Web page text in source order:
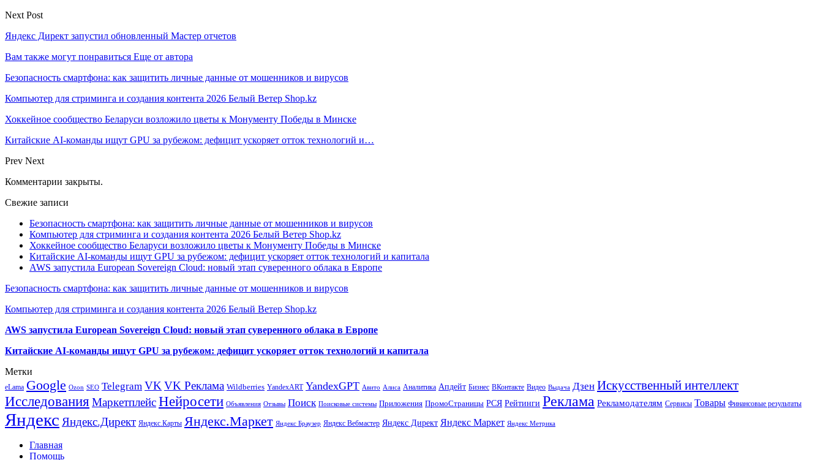
Next Post
Яндекс Директ запустил обновленный Мастер отчетов
Вам также могут понравиться Еще от автора
Безопасность смартфона: как защитить личные данные от мошенников и вирусов
Компьютер для стриминга и создания контента 2026 Белый Ветер Shop.kz
Хоккейное сообщество Беларуси возложило цветы к Монументу Победы в Минске
Китайские AI-команды ищут GPU за рубежом: дефицит ускоряет отток технологий и…
Prev Next
Комментарии закрыты.
Свежие записи
Безопасность смартфона: как защитить личные данные от мошенников и вирусов
Компьютер для стриминга и создания контента 2026 Белый Ветер Shop.kz
Хоккейное сообщество Беларуси возложило цветы к Монументу Победы в Минске
Китайские AI-команды ищут GPU за рубежом: дефицит ускоряет отток технологий и капитала
AWS запустила European Sovereign Cloud: новый этап суверенного облака в Европе
Безопасность смартфона: как защитить личные данные от мошенников и вирусов
Компьютер для стриминга и создания контента 2026 Белый Ветер Shop.kz
AWS запустила European Sovereign Cloud: новый этап суверенного облака в Европе
Китайские AI-команды ищут GPU за рубежом: дефицит ускоряет отток технологий и капитала
Метки
eLama Google Ozon SEO Telegram VK VK Реклама Wildberries YandexART YandexGPT Авито Алиса Аналитика Апдейт Бизнес ВКонтакте Видео Выдача Дзен Искусственный интеллект
Исследования МаркетплейсНейросети Объявления Отзывы Поиск Поисковые системы Приложения ПромоСтраницы РСЯ Рейтинги Реклама Рекламодателям Сервисы Товары Финансовые результаты
Яндекс Яндекс.Директ Яндекс.Карты Яндекс.Маркет Яндекс Браузер Яндекс Вебмастер Яндекс Директ Яндекс Маркет Яндекс Метрика
Главная
Помощь